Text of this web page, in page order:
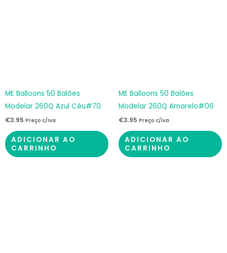
ME Balloons 50 Balões
Modelar 260Q Azul Céu#70
€3.95 Preço c/iva
ADICIONAR AO
CARRINHO
ME Balloons 50 Balões
Modelar 260Q Amarelo#06
€3.95 Preço c/iva
ADICIONAR AO
CARRINHO